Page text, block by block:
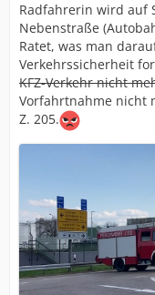
Radfahrerin wird auf
Nebenstraße
Ratet, was man
Verkehrssicherheit
KFZ-Verkehr nicht
Vorfahrtnahme nicht
Z. 205.